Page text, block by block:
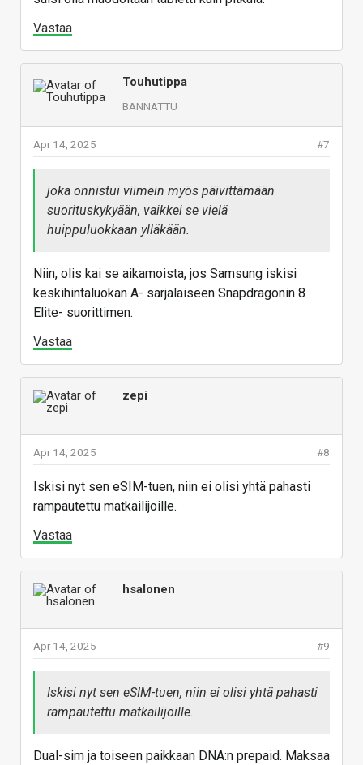
Vastaa
Touhutippa
BANNATTU
#7
Apr 14, 2025
joka onnistui viimein myös päivittämään
suorituskykyään, vaikkei se vielä
huippuluokkaan ylläkään.
Niin, olis kai se aikamoista, jos Samsung iskisi
keskihintaluokan A- sarjalaiseen Snapdragonin 8
Elite- suorittimen.
Vastaa
zepi
#8
Apr 14, 2025
Iskisi nyt sen eSIM-tuen, niin ei olisi yhtä pahasti
rampautettu matkailijoille.
Vastaa
hsalonen
#9
Apr 14, 2025
Iskisi nyt sen eSIM-tuen, niin ei olisi yhtä pahasti
rampautettu matkailijoille.
Dual-sim ja toiseen paikkaan DNA:n prepaid. Maksaa